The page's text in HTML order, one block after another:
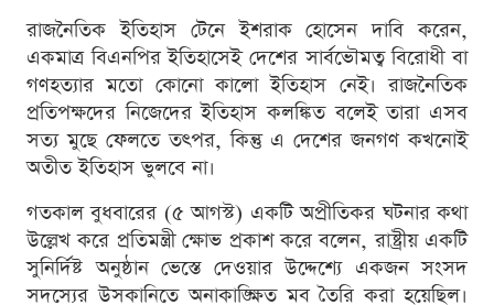
রাজনৈতিক ইতিহাস টেনে ইশরাক হোসেন দাবি করেন,
একমাত্র বিএনপির ইতিহাসেই দেশের সার্বভৌমত্ব বিরোধী বা
গণহত্যার মতো কোনো কালো ইতিহাস নেই। রাজনৈতিক
প্রতিপক্ষদের নিজেদের ইতিহাস কলঙ্কিত বলেই তারা এসব
সত্য মুছে ফেলতে তৎপর, কিন্তু এ দেশের জনগণ কখনোই
অতীত ইতিহাস ভুলবে না।
গতকাল বুধবারের (৫ আগস্ট) একটি অপ্রীতিকর ঘটনার কথা
উল্লেখ করে প্রতিমন্ত্রী ক্ষোভ প্রকাশ করে বলেন, রাষ্ট্রীয় একটি
সুনির্দিষ্ট অনুষ্ঠান ভেস্তে দেওয়ার উদ্দেশ্যে একজন সংসদ
সদস্যের উসকানিতে অনাকাঙ্ক্ষিত মব তৈরি করা হয়েছিল।